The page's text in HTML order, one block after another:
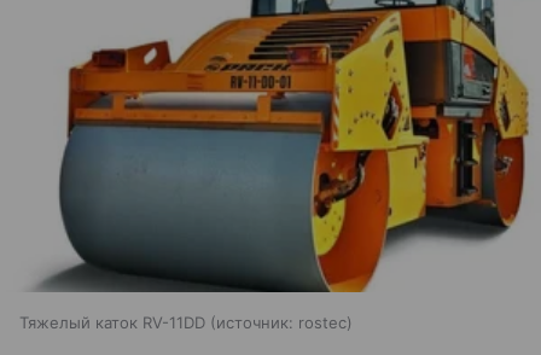
Тяжелый каток RV-11DD источник: rostec